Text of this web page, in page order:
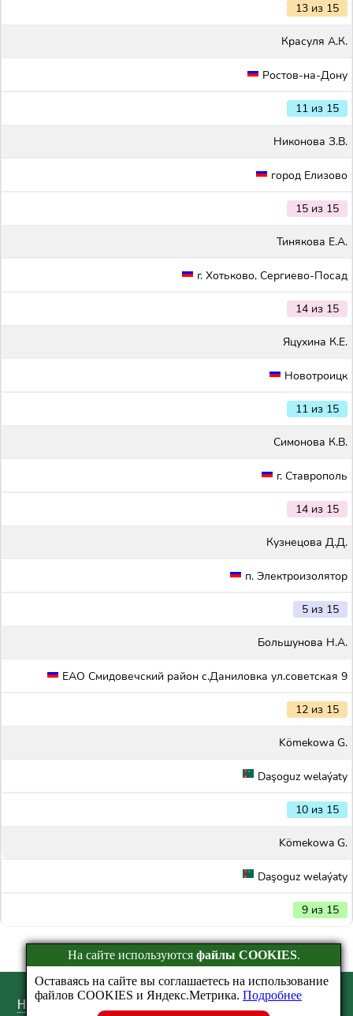
13 из 15
Красуля А.К.
Ростов-на-Дону
11 из 15
Никонова З.В.
город Елизово
15 из 15
Тинякова Е.А.
г. Хотьково, Сергиево-Посад
14 из 15
Яцухина К.Е.
Новотроицк
11 из 15
Симонова К.В.
г. Ставрополь
14 из 15
Кузнецова Д.Д.
п. Электроизолятор
5 из 15
Большунова Н.А.
ЕАО Смидовечский район с.Даниловка ул.советская 9
12 из 15
Kömekowa G.
Daşoguz welaýaty
10 из 15
Kömekowa G.
Daşoguz welaýaty
9 из 15
Найти результаты / FAQ / Отзывы / Новости
На сайте используются файлы COOKIES.
Оставаясь на сайте вы соглашаетесь на использование
файлов COOKIES и Яндекс.Метрика. Подробнее